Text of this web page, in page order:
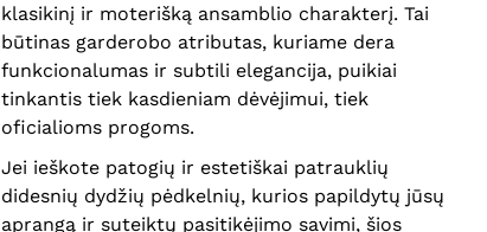
klasikinį ir moterišką ansamblio charakterį. Tai
būtinas garderobo atributas, kuriame dera
funkcionalumas ir subtili elegancija, puikiai
tinkantis tiek kasdieniam dėvėjimui, tiek
oficialioms progoms.
Jei ieškote patogių ir estetiškai patrauklių
didesnių dydžių pėdkelnių, kurios papildytų jūsų
aprangą ir suteiktų pasitikėjimo savimi, šios